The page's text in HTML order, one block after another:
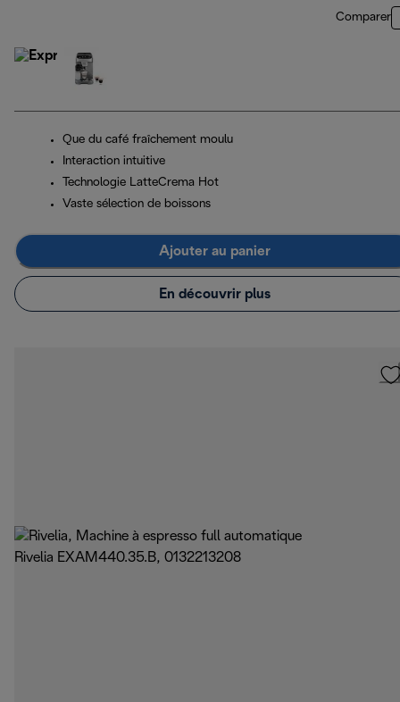
Comparer
Que du café fraîchement moulu
Interaction intuitive
Technologie LatteCrema Hot
Vaste sélection de boissons
Ajouter au panier
En découvrir plus